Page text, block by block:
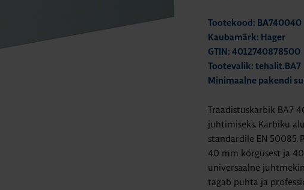
Tootekood: BA740040
Kaubamärk: Hager
GTIN: 4012740878500
Tootevalik: tehalit.BA7
Minimaalne pakendi
Traadistuskarbik BA7
juhtimiseks. Karbiku
standardile EN 50085.
40 mm kõrgusest ja
universaalne
tagab puhta ja